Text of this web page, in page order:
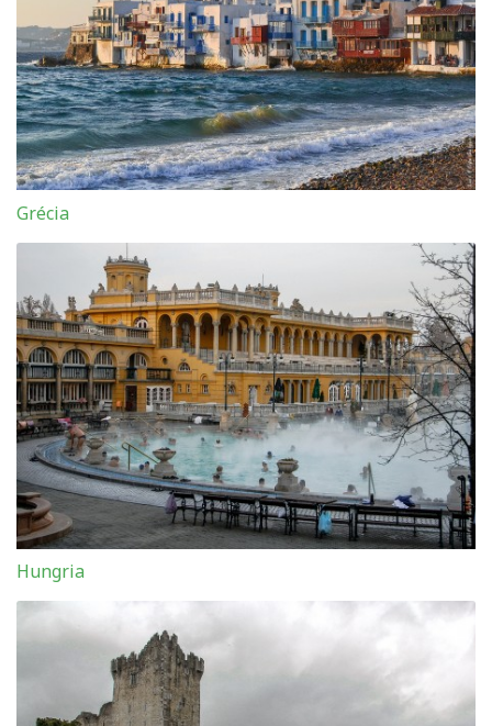
Grécia
Hungria